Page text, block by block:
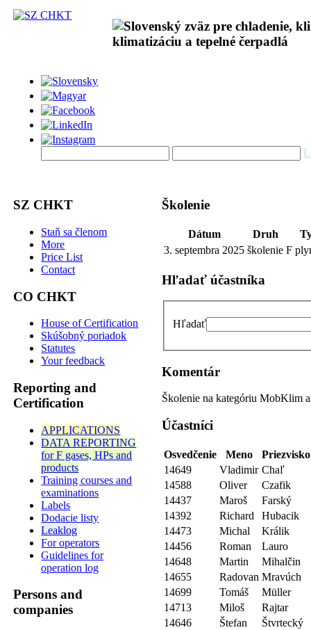
SZ CHKT
Staň sa členom
More
Price List
Contact
CO CHKT
House of Certification
Skúšobný poriadok
Statutes
Your feedback
Reporting and
Certification
APPLICATIONS
DATA REPORTING
for F gases, HPs and
products
Training courses and
examinations
Labels
Dodacie listy
Leaklog
For operators
Guidelines for
operation log
Persons and
companies
Školenie
Dátum Druh
3. septembra 2025 školenie F
Hľadať účastníka
Hľadať
Komentár
Školenie na kategóriu MobKlim
Účastníci
Osvedčenie Meno
Priezvisko
14649
Vladimir Chaľ
14588
Oliver
Czafik
14437
Maroš
Farský
14392
Richard
Hubacik
14473
Michal
Králik
14456
Roman
Lauro
14648
Martin
Mihalčin
14655
Radovan Mravúch
14699
Tomáš
Müller
14713
Miloš
Rajtar
14646
Štefan
Štvrtecký